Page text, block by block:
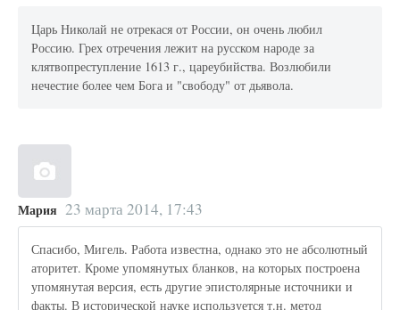
Царь Николай не отрекася от России, он очень любил
Россию. Грех отречения лежит на русском народе за
клятвопреступление 1613 г., цареубийства. Возлюбили
нечестие более чем Бога и "свободу" от дьявола.
Мария 23 марта 2014, 17:43
Спасибо, Мигель. Работа известна, однако это не абсолютный
аторитет. Кроме упомянутых бланков, на которых построена
упомянутая версия, есть другие эпистолярные источники и
факты. В исторической науке используется т.н. метод